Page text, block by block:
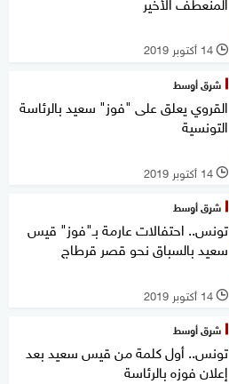
l 14 أكتوبر 2019
شرق أوسط
القروي يعلق على "فوز" سعيد بالرئاسة
التونسية
l 14 أكتوبر 2019
شرق أوسط
تونس.. احتفالات عارمة بـ"فوز" قيس
سعيد بالسباق نحو قصر قرطاج
l 14 أكتوبر 2019
شرق أوسط
تونس.. أول كلمة من قيس سعيد بعد
إعلان فوزه بالرئاسة